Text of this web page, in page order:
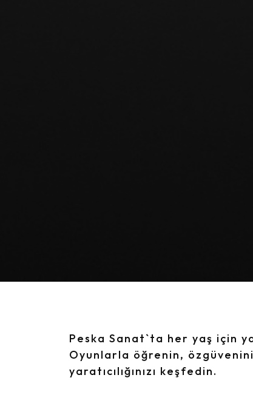
Peska Sanat`ta her yaş için
Oyunlarla öğrenin,
yaratıcılığınızı keşfedin.